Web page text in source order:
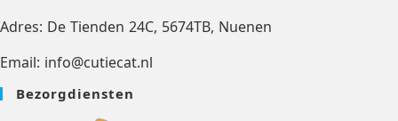
Adres: De Tienden 24C, 5674TB, Nuenen
Email: info@cutiecat.nl
Bezorgdiensten